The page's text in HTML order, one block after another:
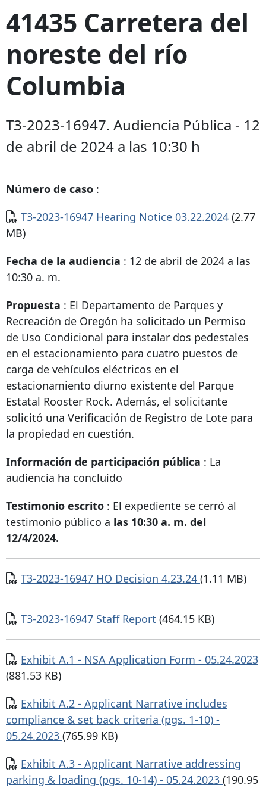
41435 Carretera del
noreste del río
Columbia
T3-2023-16947. Audiencia Pública - 12
de abril de 2024 a las 10:30 h
Número de caso :
Documento
T3-2023-16947 Hearing Notice 03.22.2024 (2.77
MB)
Fecha de la audiencia : 12 de abril de 2024 a las
10:30 a. m.
Propuesta : El Departamento de Parques y
Recreación de Oregón ha solicitado un Permiso
de Uso Condicional para instalar dos pedestales
en el estacionamiento para cuatro puestos de
carga de vehículos eléctricos en el
estacionamiento diurno existente del Parque
Estatal Rooster Rock. Además, el solicitante
solicitó una Verificación de Registro de Lote para
la propiedad en cuestión.
Información de participación pública : La
audiencia ha concluido
Testimonio escrito : El expediente se cerró al
testimonio público a las 10:30 a. m. del
12/4/2024.
Documento
T3-2023-16947 HO Decision 4.23.24 (1.11 MB)
Documento
T3-2023-16947 Staff Report (464.15 KB)
Documento
Exhibit A.1 - NSA Application Form - 05.24.2023
(881.53 KB)
Documento
Exhibit A.2 - Applicant Narrative includes
compliance & set back criteria (pgs. 1-10) -
05.24.2023 (765.99 KB)
Documento
Exhibit A.3 - Applicant Narrative addressing
parking & loading (pgs. 10-14) - 05.24.2023 (190.95